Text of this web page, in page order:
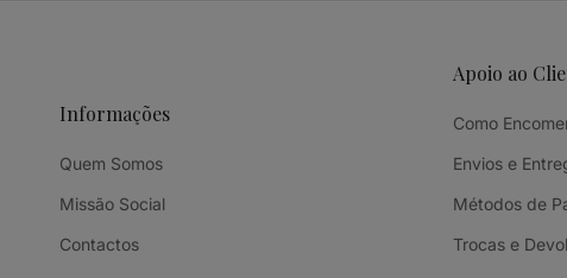
Informações
Quem Somos
Missão Social
Contactos
Apoio ao
Como
Envios e
Métodos de
Trocas e